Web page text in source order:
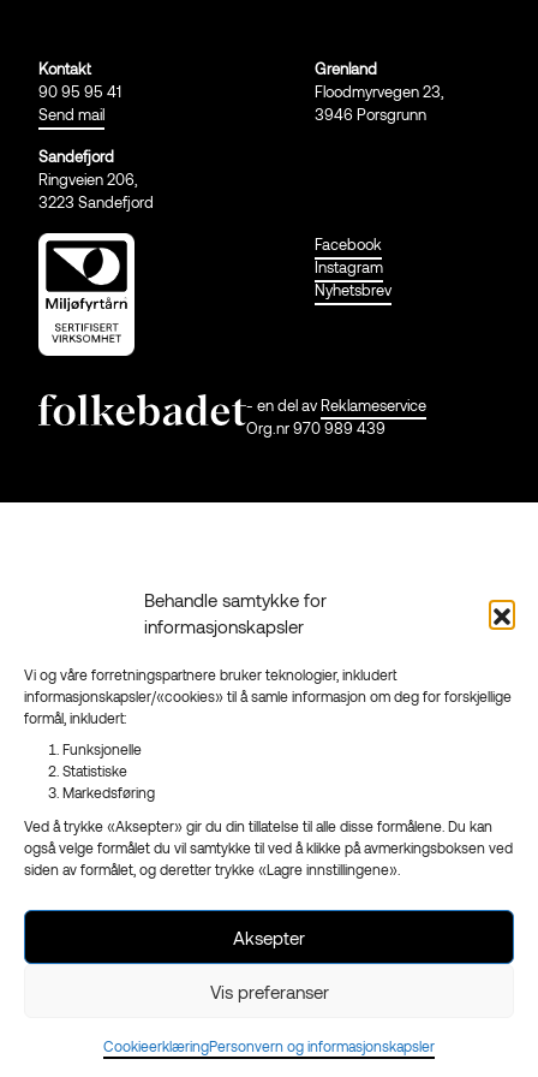
Behandle samtykke for
informasjonskapsler
Vi og våre forretningspartnere bruker teknologier, inkludert
informasjonskapsler/«cookies» til å samle informasjon om deg for forskjellige
formål, inkludert:
Funksjonelle
Statistiske
Markedsføring
Ved å trykke «Aksepter» gir du din tillatelse til alle disse formålene. Du kan
også velge formålet du vil samtykke til ved å klikke på avmerkingsboksen ved
siden av formålet, og deretter trykke «Lagre innstillingene».
Aksepter
Vis preferanser
CookieerklæringPersonvern og informasjonskapsler
Kontakt
90 95 95 41
Send mail
Grenland
Floodmyrvegen 23,
3946 Porsgrunn
Sandefjord
Ringveien 206,
3223 Sandefjord
Facebook
Instagram
Nyhetsbrev
- en del avReklameservice
Org.nr 970 989 439